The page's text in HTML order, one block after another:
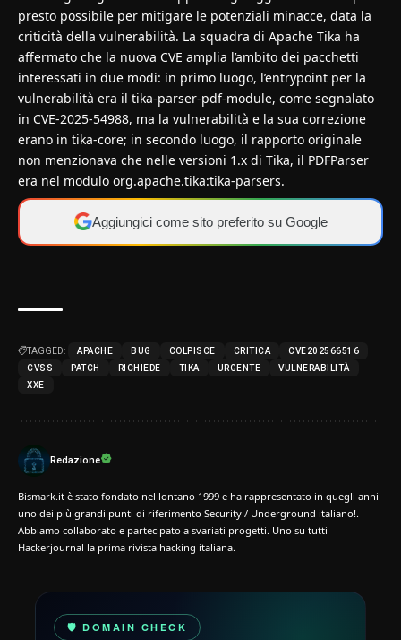
presto possibile per mitigare le potenziali minacce, data la
criticità della vulnerabilità. La squadra di Apache Tika ha
affermato che la nuova CVE amplia l’ambito dei pacchetti
interessati in due modi: in primo luogo, l’entrypoint per la
vulnerabilità era il tika-parser-pdf-module, come segnalato
in CVE-2025-54988, ma la vulnerabilità e la sua correzione
erano in tika-core; in secondo luogo, il rapporto originale
non menzionava che nelle versioni 1.x di Tika, il PDFParser
era nel modulo org.apache.tika:tika-parsers.
Aggiungici come sito preferito su Google
TAGGED: APACHE BUG COLPISCE CRITICA
CVE202566516
CVSS
PATCH RICHIEDE TIKA URGENTE
VULNERABILITÀ
XXE
Redazione
Bismark.it è stato fondato nel lontano 1999 e ha rappresentato in quegli anni
uno dei più grandi punti di riferimento Security / Underground italiano!.
Abbiamo collaborato e partecipato a svariati progetti. Uno su tutti
Hackerjournal la prima rivista hacking italiana.
🛡️ DOMAIN CHECK